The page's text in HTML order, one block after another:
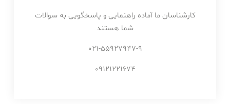
کارشناسان ما آماده راهنمایی و پاسخگویی به سوالات
شما هستند
021-55927947-9
09121221674